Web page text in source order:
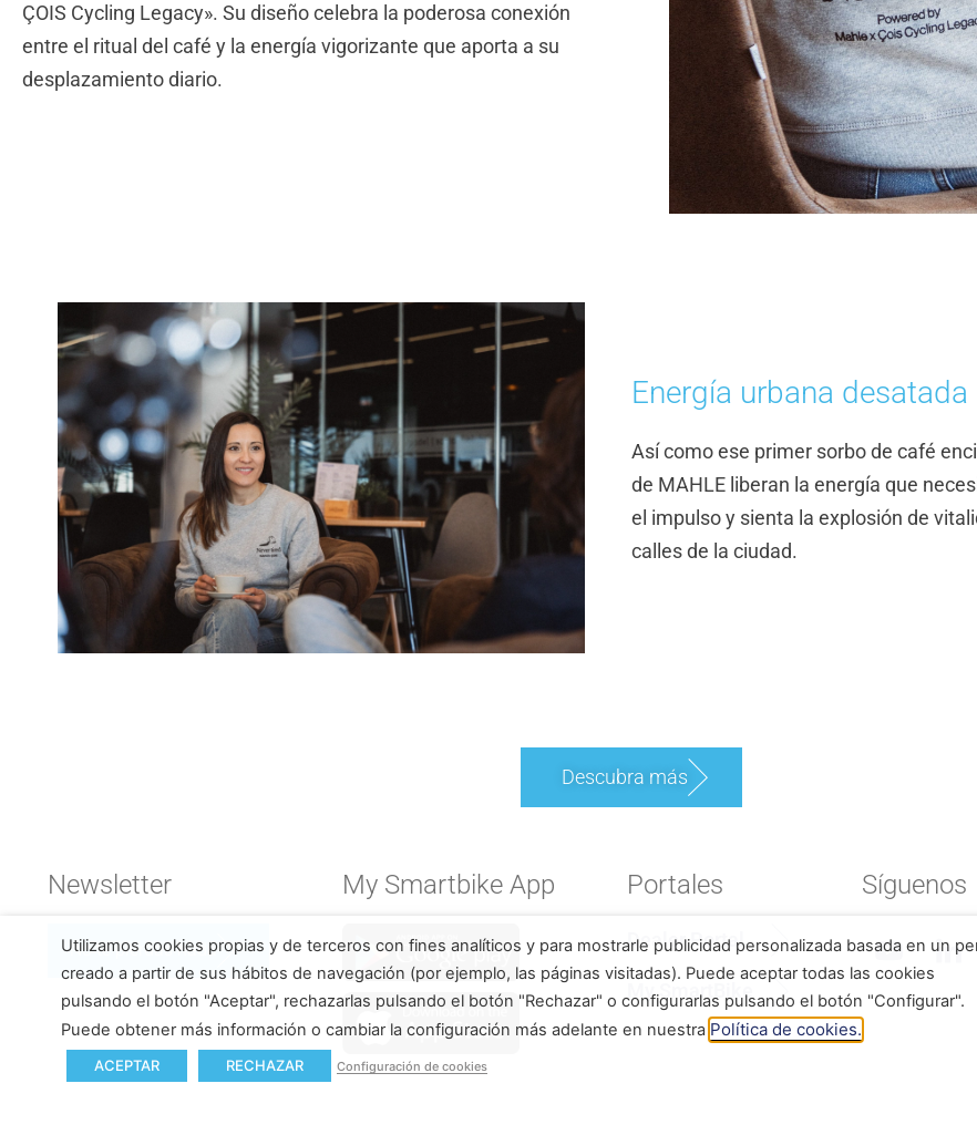
ÇOIS Cycling Legacy». Su diseño celebra la poderosa conexión
entre el ritual del café y la energía vigorizante que aporta a su
desplazamiento diario.
Energía urbana desatada
Así como ese primer sorbo de café
de MAHLE liberan la energía que
el impulso y sienta la explosión de
calles de la ciudad.
Descubra más
Newsletter
No te pierdas nada
My Smartbike App Portales
Dealer Portal
My SmartBike
Síguenos
Utilizamos cookies propias y de terceros con fines analíticos y para mostrarle publicidad personalizada basada en un
creado a partir de sus hábitos de navegación (por ejemplo, las páginas visitadas). Puede aceptar todas las cookies
pulsando el botón "Aceptar", rechazarlas pulsando el botón "Rechazar" o configurarlas pulsando el botón "Configurar".
Puede obtener más información o cambiar la configuración más adelante en nuestra Política de cookies.
ACEPTAR RECHAZAR Configuración de cookies